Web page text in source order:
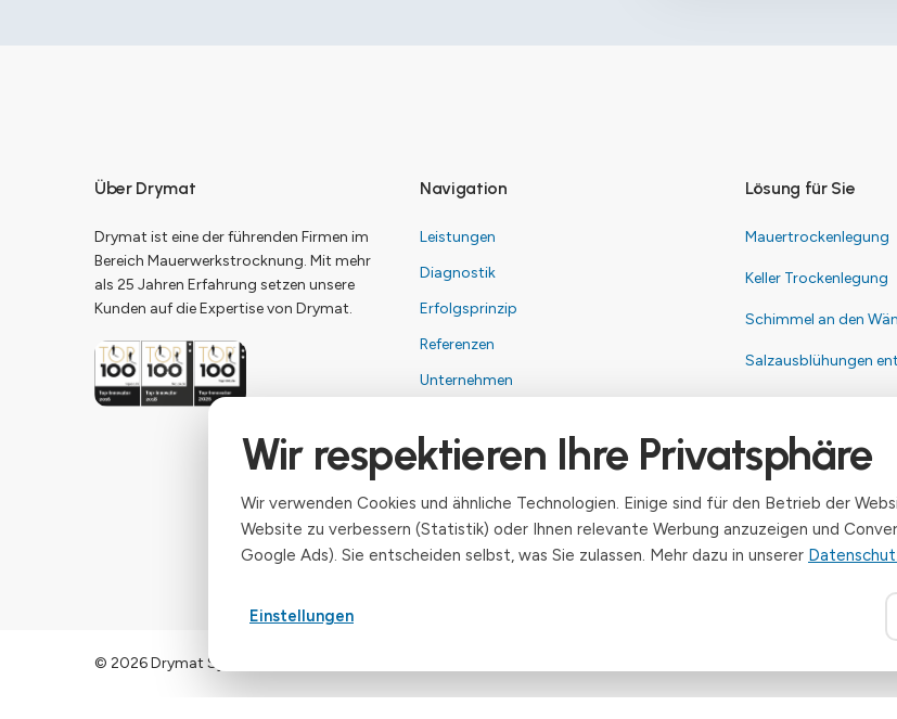
Über Drymat
Drymat ist eine der führenden Firmen im
Bereich Mauerwerkstrocknung. Mit mehr
als 25 Jahren Erfahrung setzen unsere
Kunden auf die Expertise von Drymat.
Navigation
Leistungen
Diagnostik
Erfolgsprinzip
Referenzen
Unternehmen
Impressum
Lösung für Sie
Mauertrockenlegung
Keller Trockenlegung
Schimmel an den
Salzausblühungen
© 2026 Drymat Systeme GmbH
Wir respektieren Ihre Privatsphäre
Wir verwenden Cookies und ähnliche Technologien. Einige sind für den Betrieb der
Website zu verbessern (Statistik) oder Ihnen relevante Werbung anzuzeigen und
Google Ads). Sie entscheiden selbst, was Sie zulassen. Mehr dazu in unserer
Einstellungen